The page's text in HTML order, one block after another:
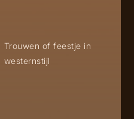
Trouwen of feestje in
westernstijl